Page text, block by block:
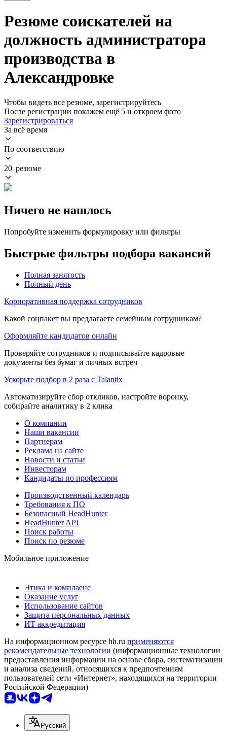
Резюме соискателей на
должность администратора
производства в
Александровке
Чтобы видеть все резюме, зарегистрируйтесь
После регистрации покажем ещё 5 и откроем фото
Зарегистрироваться
За всё время
По соответствию
20 резюме
Ничего не нашлось
Попробуйте изменить формулировку или фильтры
Быстрые фильтры подбора вакансий
Полная занятость
Полный день
Корпоративная поддержка сотрудников
Какой соцпакет вы предлагаете семейным сотрудникам?
Оформляйте кандидатов онлайн
Проверяйте сотрудников и подписывайте кадровые
документы без бумаг и личных встреч
Ускорьте подбор в 2 раза с Talantix
Автоматизируйте сбор откликов, настройте воронку,
собирайте аналитику в 2 клика
О компании
Наши вакансии
Партнерам
Реклама на сайте
Новости и статьи
Инвесторам
Кандидаты по профессиям
Производственный календарь
Требования к ПО
Безопасный HeadHunter
HeadHunter API
Поиск работы
Поиск по резюме
Мобильное приложение
Этика и комплаенс
Оказание услуг
Использование сайтов
Защита персональных данных
ИТ аккредитация
На информационном ресурсе hh.ru применяются
рекомендательные технологии (информационные технологии
предоставления информации на основе сбора, систематизации
и анализа сведений, относящихся к предпочтениям
пользователей сети «Интернет», находящихся на территории
Российской Федерации)
Русский